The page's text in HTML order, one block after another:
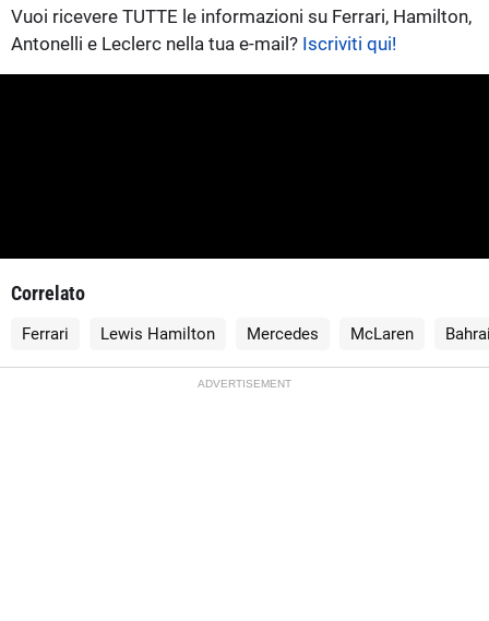
Vuoi ricevere TUTTE le informazioni su Ferrari, Hamilton,
Antonelli e Leclerc nella tua e-mail? Iscriviti qui!
Correlato
Ferrari Lewis Hamilton Mercedes McLaren
ADVERTISEMENT